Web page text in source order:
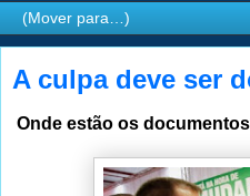
A culpa deve ser
Onde estão os